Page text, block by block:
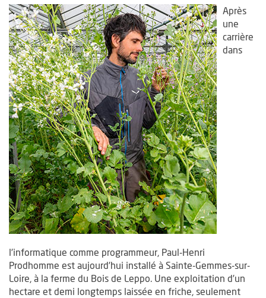
Après
une
carrière
dans
l’informatique comme programmeur, Paul-Henri
Prodhomme est aujourd’hui installé à Sainte-Gemmes-sur-
Loire, à la ferme du Bois de Leppo. Une exploitation d’un
hectare et demi longtemps laissée en friche, seulement